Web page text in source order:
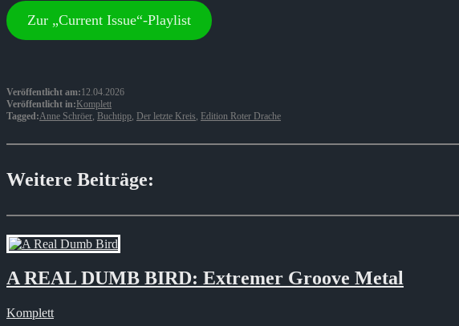
Zur „Current Issue“-Playlist
Veröffentlicht am:12.04.2026
Veröffentlicht in:Komplett
Tagged:Anne Schröer, Buchtipp, Der letzte Kreis, Edition Roter Drache
Weitere Beiträge:
A REAL DUMB BIRD: Extremer Groove Metal
Komplett